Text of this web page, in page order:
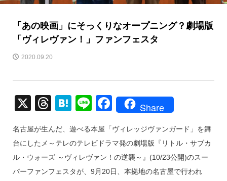
「あの映画」にそっくりなオープニング？劇場版
「ヴィレヴァン！」ファンフェスタ
2020.09.20
X
T
e
a
d
H
e
n
a
Li
e
F
c
e
b
Share
名古屋が生んだ、遊べる本屋「ヴィレッジヴァンガード」を舞
台にしたメ～テレのテレビドラマ発の劇場版『リトル・サブカ
ル・ウォーズ ～ヴィレヴァン！の逆襲～』(10/23公開)のスー
パーファンフェスタが、9月20日、本拠地の名古屋で行われ